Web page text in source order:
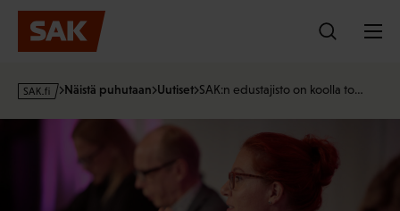
Hyppää
sisältöön
s
Näistä puhutaan Uutiset SAK:n edustajisto on koolla to…